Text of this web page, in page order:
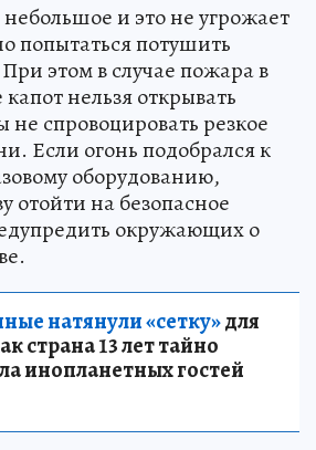
и это не угрожает
попытаться потушить
этом в случае пожара в
нельзя открывать
не спровоцировать резкое
Если огонь подобрался к
оборудованию,
отойти на безопасное
окружающих о
натянули «сетку»для
страна 13 лет тайно
инопланетных гостей